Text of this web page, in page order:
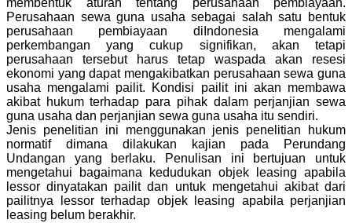
membentuk aturan tentang perusahaan pembiayaan.
Perusahaan sewa guna usaha sebagai salah satu bentuk
perusahaan pembiayaan diIndonesia mengalami
perkembangan yang cukup signifikan, akan tetapi
perusahaan tersebut harus tetap waspada akan resesi
ekonomi yang dapat mengakibatkan perusahaan sewa guna
usaha mengalami pailit. Kondisi pailit ini akan membawa
akibat hukum terhadap para pihak dalam perjanjian sewa
guna usaha dan perjanjian sewa guna usaha itu sendiri.
Jenis penelitian ini menggunakan jenis penelitian hukum
normatif dimana dilakukan kajian pada Perundang
Undangan yang berlaku. Penulisan ini bertujuan untuk
mengetahui bagaimana kedudukan objek leasing apabila
lessor dinyatakan pailit dan untuk mengetahui akibat dari
pailitnya lessor terhadap objek leasing apabila perjanjian
leasing belum berakhir.